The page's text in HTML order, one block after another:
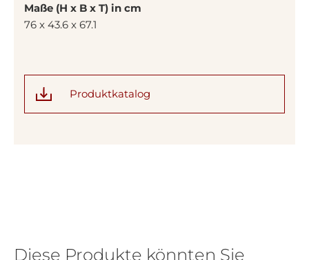
Maße (H x B x T) in cm
76 x 43.6 x 67.1
Produktkatalog
Diese Produkte könnten Sie